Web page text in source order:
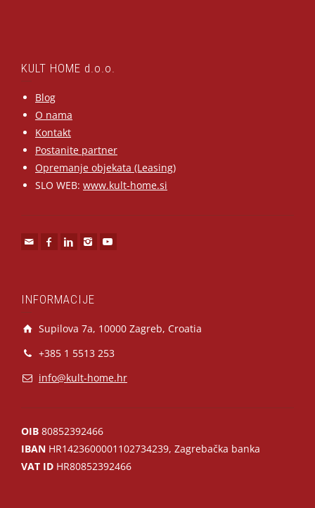
KULT HOME d.o.o.
Blog
O nama
Kontakt
Postanite partner
Opremanje objekata (Leasing)
SLO WEB: www.kult-home.si
INFORMACIJE
Supilova 7a, 10000 Zagreb, Croatia
+385 1 5513 253
info@kult-home.hr
OIB 80852392466
IBAN HR1423600001102734239, Zagrebačka banka
VAT ID HR80852392466